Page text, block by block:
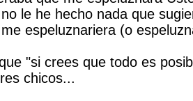
le he hecho nada que
espeluznariera (o
"si crees que todo es
chicos...